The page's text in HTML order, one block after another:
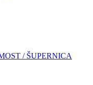
/ ŠUPERNICA